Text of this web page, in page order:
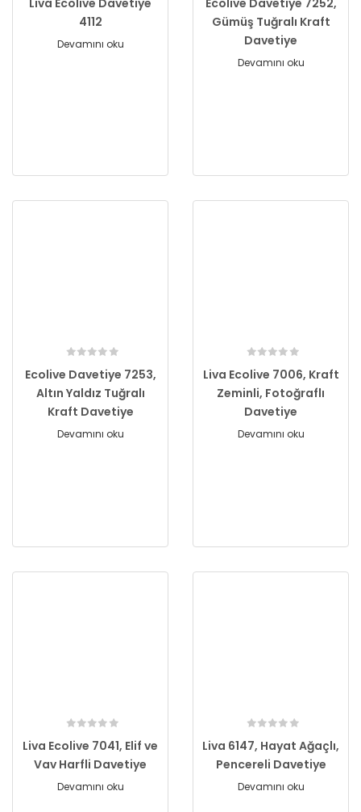
Liva Ecolive Davetiye
4112
Devamını oku
Ecolive Davetiye 7252,
Gümüş Tuğralı Kraft
Davetiye
Devamını oku
Ecolive Davetiye 7253,
Altın Yaldız Tuğralı
Kraft Davetiye
Devamını oku
Liva Ecolive 7006, Kraft
Zeminli, Fotoğraflı
Davetiye
Devamını oku
Liva Ecolive 7041, Elif ve
Vav Harfli Davetiye
Devamını oku
Liva 6147, Hayat Ağaçlı,
Pencereli Davetiye
Devamını oku